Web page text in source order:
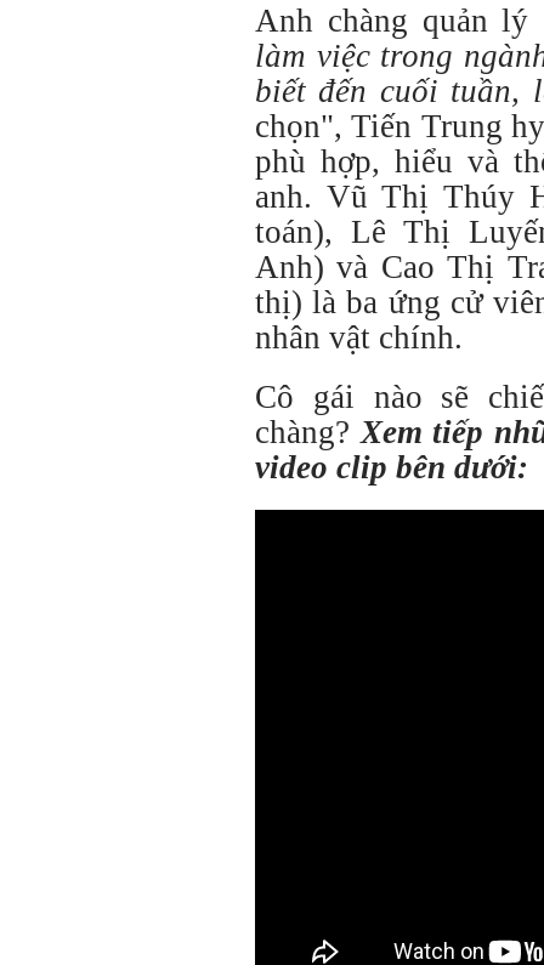
Anh chàng quản
làm việc trong
biết đến cuối tuần,
chọn", Tiến Trung
phù hợp, hiểu và
anh. Vũ Thị Thúy
toán), Lê Thị
Anh) và Cao Thị
thị) là ba ứng cử
nhân vật chính.
Cô gái nào sẽ
chàng? Xem tiếp
video clip bên dưới: